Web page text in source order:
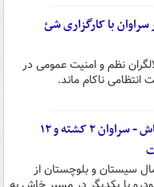
با کارگزاری شئ
نظم و امنیت عمومی در
ناکام ماند.
تصادف در مسیر خاش - سراوان ۲ کشته و ۱۲
سیستان و بلوچستان از